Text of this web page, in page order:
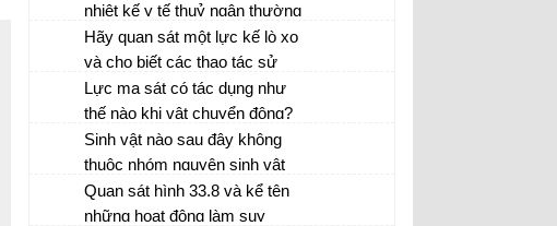
nhiệt kế y tế thuỷ ngân thường
ghi nhiệt độ từ 35 °C đến 42
°C?
Hãy quan sát một lực kế lò xo
và cho biết các thao tác sử
dụng đúng khi thực hiện các
phép đo lực
Lực ma sát có tác dụng như
thế nào khi vật chuyển động?
Khi đi bộ trên mặt đường trơn,
điều gì sẽ xảy ra?
Sinh vật nào sau đây không
thuộc nhóm nguyên sinh vật
Quan sát hình 33.8 và kể tên
những hoạt động làm suy